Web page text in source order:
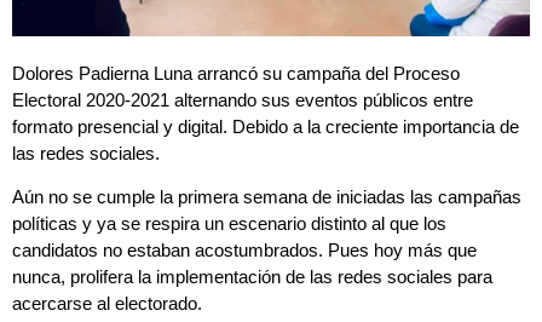
Dolores Padierna Luna arrancó su campaña del Proceso
Electoral 2020-2021 alternando sus eventos públicos entre
formato presencial y digital. Debido a la creciente importancia de
las redes sociales.
Aún no se cumple la primera semana de iniciadas las campañas
políticas y ya se respira un escenario distinto al que los
candidatos no estaban acostumbrados. Pues hoy más que
nunca, prolifera la implementación de las redes sociales para
acercarse al electorado.